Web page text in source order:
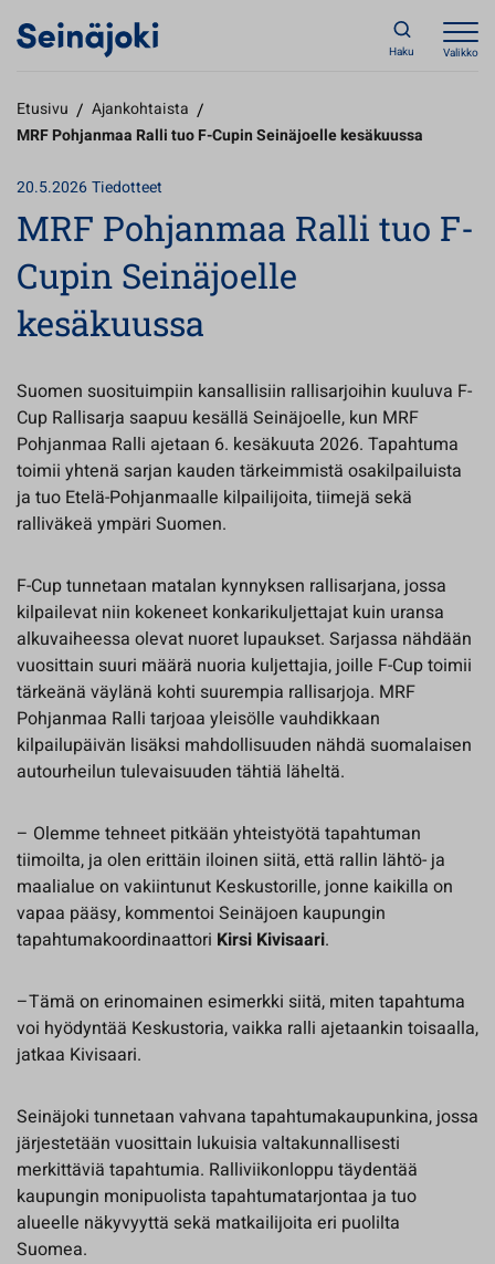
Haku Valikko
Etusivu / Ajankohtaista /
MRF Pohjanmaa Ralli tuo F-Cupin Seinäjoelle kesäkuussa
20.5.2026Tiedotteet
MRF Pohjanmaa Ralli tuo F-
Cupin Seinäjoelle
kesäkuussa
Suomen suosituimpiin kansallisiin rallisarjoihin kuuluva F-
Cup Rallisarja saapuu kesällä Seinäjoelle, kun MRF
Pohjanmaa Ralli ajetaan 6. kesäkuuta 2026. Tapahtuma
toimii yhtenä sarjan kauden tärkeimmistä osakilpailuista
ja tuo Etelä-Pohjanmaalle kilpailijoita, tiimejä sekä
ralliväkeä ympäri Suomen.
F-Cup tunnetaan matalan kynnyksen rallisarjana, jossa
kilpailevat niin kokeneet konkarikuljettajat kuin uransa
alkuvaiheessa olevat nuoret lupaukset. Sarjassa nähdään
vuosittain suuri määrä nuoria kuljettajia, joille F-Cup toimii
tärkeänä väylänä kohti suurempia rallisarjoja. MRF
Pohjanmaa Ralli tarjoaa yleisölle vauhdikkaan
kilpailupäivän lisäksi mahdollisuuden nähdä suomalaisen
autourheilun tulevaisuuden tähtiä läheltä.
– Olemme tehneet pitkään yhteistyötä tapahtuman
tiimoilta, ja olen erittäin iloinen siitä, että rallin lähtö- ja
maalialue on vakiintunut Keskustorille, jonne kaikilla on
vapaa pääsy, kommentoi Seinäjoen kaupungin
tapahtumakoordinaattori Kirsi Kivisaari.
–Tämä on erinomainen esimerkki siitä, miten tapahtuma
voi hyödyntää Keskustoria, vaikka ralli ajetaankin toisaalla,
jatkaa Kivisaari.
Seinäjoki tunnetaan vahvana tapahtumakaupunkina, jossa
järjestetään vuosittain lukuisia valtakunnallisesti
merkittäviä tapahtumia. Ralliviikonloppu täydentää
kaupungin monipuolista tapahtumatarjontaa ja tuo
alueelle näkyvyyttä sekä matkailijoita eri puolilta
Suomea.